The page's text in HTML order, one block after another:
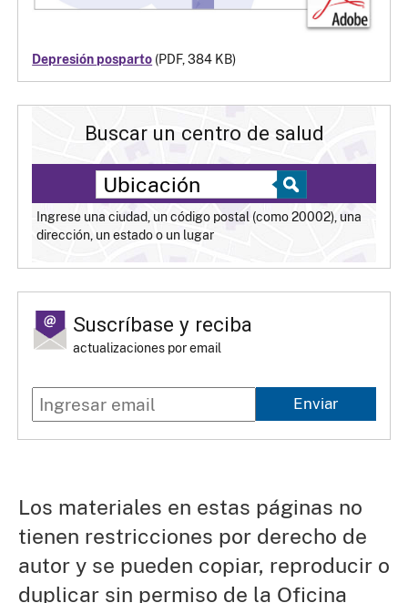
Depresión posparto (PDF, 384 KB)
Buscar un centro de salud
Ingrese una ciudad, un código postal (como 20002), una
dirección, un estado o un lugar
Suscríbase y reciba
actualizaciones por email
Enviar
Los materiales en estas páginas no
tienen restricciones por derecho de
autor y se pueden copiar, reproducir o
duplicar sin permiso de la Oficina